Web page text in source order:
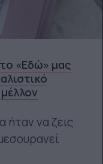
«Εδώ» μας
ήταν να ζεις